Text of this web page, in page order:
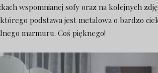
wspomnianej sofy oraz na kolejnych
podstawa jest metalowa o bardzo
marmuru. Coś pięknego!